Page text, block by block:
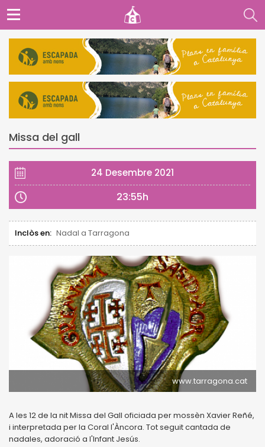
Missa del gall
24 Desembre 2021
23:55h
Inclòs en: Nadal a Tarragona
www.tarragona.cat
A les 12 de la nit Missa del Gall oficiada per mossèn Xavier Reñé,
i interpretada per la Coral l'Àncora. Tot seguit cantada de
nadales, adoració a l'Infant Jesús.